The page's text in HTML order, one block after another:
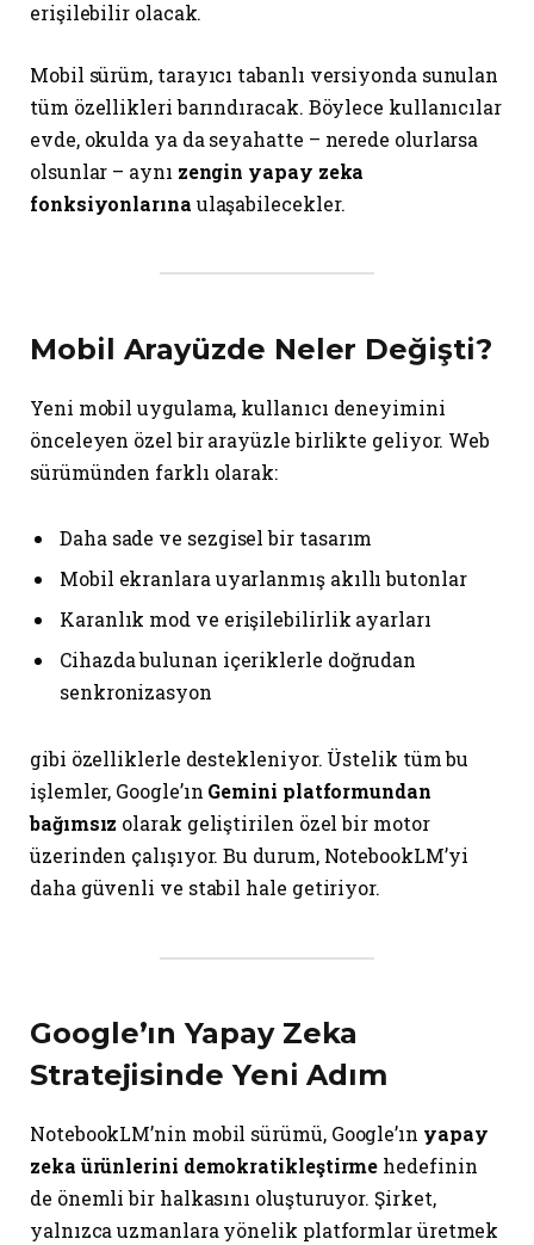
erişilebilir olacak.
Mobil sürüm, tarayıcı tabanlı versiyonda sunulan
tüm özellikleri barındıracak. Böylece kullanıcılar
evde, okulda ya da seyahatte – nerede olurlarsa
olsunlar – aynı zengin yapay zeka
fonksiyonlarına ulaşabilecekler.
Mobil Arayüzde Neler Değişti?
Yeni mobil uygulama, kullanıcı deneyimini
önceleyen özel bir arayüzle birlikte geliyor. Web
sürümünden farklı olarak:
Daha sade ve sezgisel bir tasarım
Mobil ekranlara uyarlanmış akıllı butonlar
Karanlık mod ve erişilebilirlik ayarları
Cihazda bulunan içeriklerle doğrudan
senkronizasyon
gibi özelliklerle destekleniyor. Üstelik tüm bu
işlemler, Google’ın Gemini platformundan
bağımsız olarak geliştirilen özel bir motor
üzerinden çalışıyor. Bu durum, NotebookLM’yi
daha güvenli ve stabil hale getiriyor.
Google’ın Yapay Zeka
Stratejisinde Yeni Adım
NotebookLM’nin mobil sürümü, Google’ın yapay
zeka ürünlerini demokratikleştirme hedefinin
de önemli bir halkasını oluşturuyor. Şirket,
yalnızca uzmanlara yönelik platformlar üretmek